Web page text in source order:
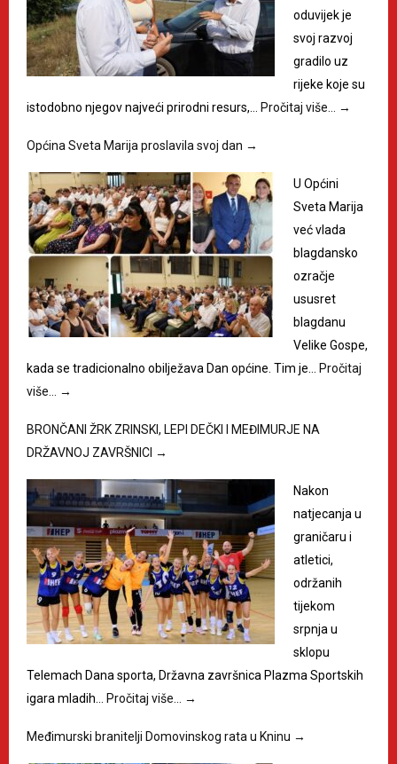
oduvijek je
svoj razvoj
gradilo uz
rijeke koje su
istodobno njegov najveći prirodni resurs,…
Pročitaj više… →
Općina Sveta Marija proslavila svoj dan →
U Općini
Sveta Marija
već vlada
blagdansko
ozračje
ususret
blagdanu
Velike Gospe,
kada se tradicionalno obilježava Dan općine. Tim je…
Pročitaj
više…
→
BRONČANI ŽRK ZRINSKI, LEPI DEČKI I MEĐIMURJE NA
DRŽAVNOJ ZAVRŠNICI →
Nakon
natjecanja u
graničaru i
atletici,
održanih
tijekom
srpnja u
sklopu
Telemach Dana sporta, Državna završnica Plazma Sportskih
igara mladih…
Pročitaj više… →
Međimurski branitelji Domovinskog rata u Kninu →